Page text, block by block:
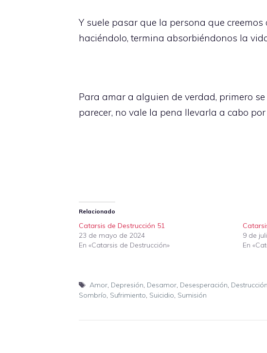
Y suele pasar que la persona que
haciéndolo, termina absorbiéndonos la
Para amar a alguien de verdad, primero
parecer, no vale la pena llevarla a cabo
Relacionado
Catarsis de Destrucción 51
23 de mayo de 2024
En «Catarsis de Destrucción»
9 de
En
Etiquetas
Amor, Depresión, Desamor, Desesperación, Destrucción
Sombrío, Sufrimiento, Suicidio, Sumisión